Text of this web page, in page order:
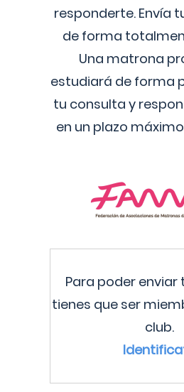
responderte. Envía
de forma
Una matrona
estudiará de forma
tu consulta y
en un plazo
Para poder enviar
tienes que ser
club.